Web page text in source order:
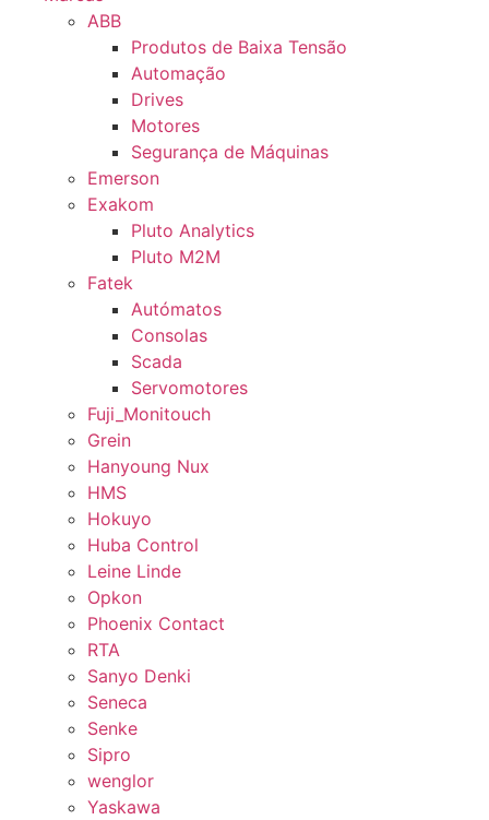
ABB
Produtos de Baixa Tensão
Automação
Drives
Motores
Segurança de Máquinas
Emerson
Exakom
Pluto Analytics
Pluto M2M
Fatek
Autómatos
Consolas
Scada
Servomotores
Fuji_Monitouch
Grein
Hanyoung Nux
HMS
Hokuyo
Huba Control
Leine Linde
Opkon
Phoenix Contact
RTA
Sanyo Denki
Seneca
Senke
Sipro
wenglor
Yaskawa